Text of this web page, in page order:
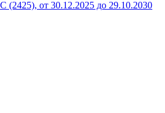
от 30.12.2025 до 29.10.2030